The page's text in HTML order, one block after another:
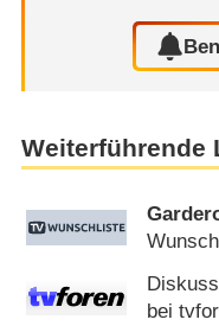
Weiterführende
bei